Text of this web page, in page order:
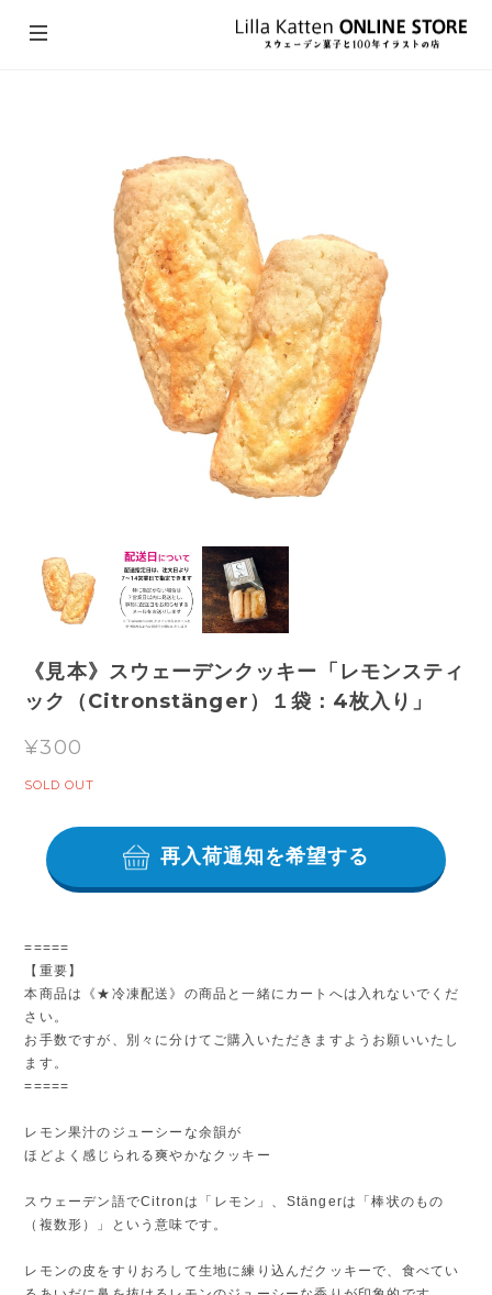
《見本》スウェーデンクッキー「レモンスティ
ック（Citronstänger）１袋：4枚入り」
¥300
SOLD OUT
再入荷通知を希望する
=====
【重要】
本商品は《★冷凍配送》の商品と一緒にカートへは入れないでくだ
さい。
お手数ですが、別々に分けてご購入いただきますようお願いいたし
ます。
=====
レモン果汁のジューシーな余韻が
ほどよく感じられる爽やかなクッキー
スウェーデン語でCitronは「レモン」、Stängerは「棒状のもの
（複数形）」という意味です。
レモンの皮をすりおろして生地に練り込んだクッキーで、食べてい